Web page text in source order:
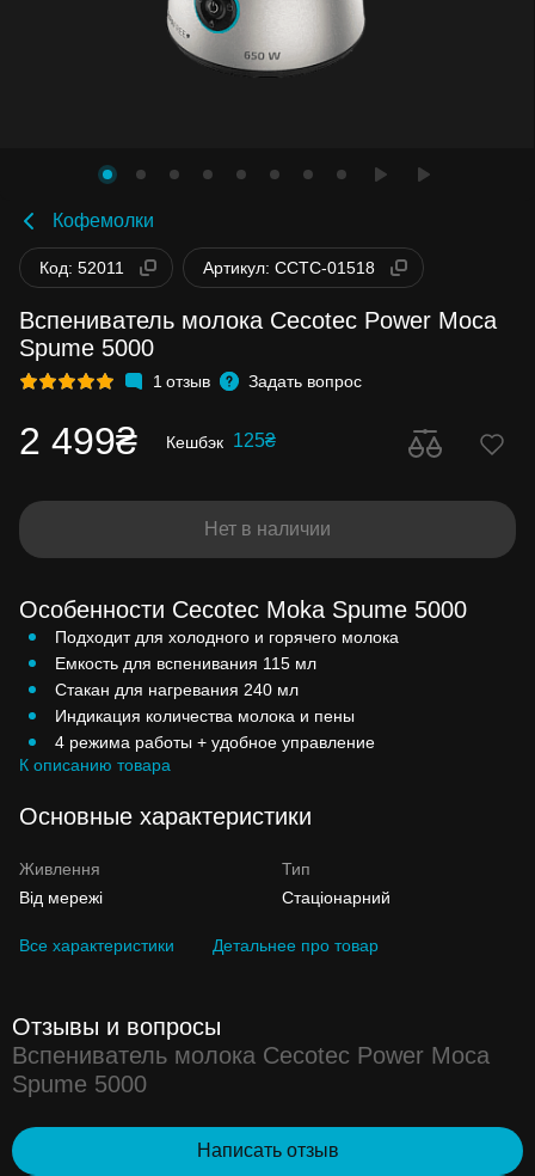
Кофемолки
Код: 52011 Артикул: CCTC-01518
Вспениватель молока Cecotec Power Moca
Spume 5000
1 отзыв Задать вопрос
2 499₴ Кешбэк 125₴
Нет в наличии
Особенности Cecotec Moka Spume 5000
Подходит для холодного и горячего молока
Емкость для вспенивания 115 мл
Стакан для нагревания 240 мл
Индикация количества молока и пены
4 режима работы + удобное управление
К описанию товара
Основные характеристики
Живлення
Від мережі
Тип
Стаціонарний
Все характеристики Детальнее про товар
Отзывы и вопросы
Вспениватель молока Cecotec Power Moca
Spume 5000
Написать отзыв